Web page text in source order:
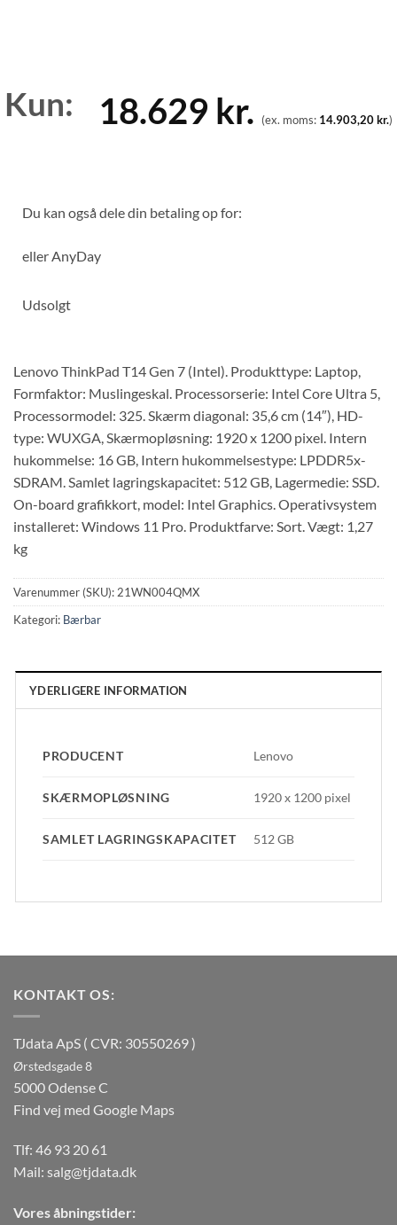
Kun: 18.629 kr. (ex. moms: 14.903,20kr.)
Du kan også dele din betaling op for:
eller AnyDay
Udsolgt
Lenovo ThinkPad T14 Gen 7 (Intel). Produkttype: Laptop,
Formfaktor: Muslingeskal. Processorserie: Intel Core Ultra 5,
Processormodel: 325. Skærm diagonal: 35,6 cm (14″), HD-
type: WUXGA, Skærmopløsning: 1920 x 1200 pixel. Intern
hukommelse: 16 GB, Intern hukommelsestype: LPDDR5x-
SDRAM. Samlet lagringskapacitet: 512 GB, Lagermedie: SSD.
On-board grafikkort, model: Intel Graphics. Operativsystem
installeret: Windows 11 Pro. Produktfarve: Sort. Vægt: 1,27
kg
Varenummer (SKU): 21WN004QMX
Kategori: Bærbar
YDERLIGERE INFORMATION
PRODUCENT Lenovo
SKÆRMOPLØSNING 1920 x 1200 pixel
SAMLET LAGRINGSKAPACITET 512 GB
KONTAKT OS:
TJdata ApS ( CVR: 30550269 )
Ørstedsgade 8
5000 Odense C
Find vej med Google Maps
Tlf: 46 93 20 61
Mail: salg@tjdata.dk
Vores åbningstider: